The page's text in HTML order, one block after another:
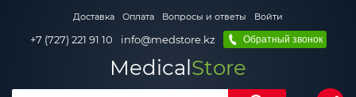
Доставка Оплата Вопросы и ответы Войти
+7 (727) 221 91 10 info@medstore.kz Обратный звонок
MedicalStore